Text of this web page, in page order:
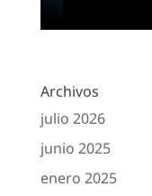
Archivos
julio 2026
junio 2025
enero 2025